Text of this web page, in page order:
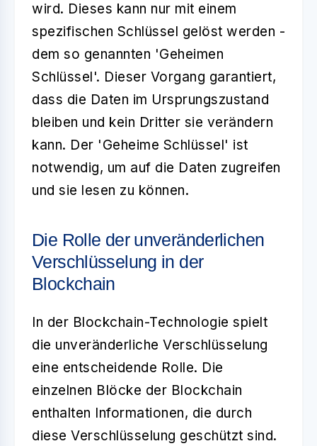
wird. Dieses kann nur mit einem
spezifischen Schlüssel gelöst werden -
dem so genannten 'Geheimen
Schlüssel'. Dieser Vorgang garantiert,
dass die Daten im Ursprungszustand
bleiben und kein Dritter sie verändern
kann. Der 'Geheime Schlüssel' ist
notwendig, um auf die Daten zugreifen
und sie lesen zu können.
Die Rolle der unveränderlichen
Verschlüsselung in der
Blockchain
In der Blockchain-Technologie spielt
die unveränderliche Verschlüsselung
eine entscheidende Rolle. Die
einzelnen Blöcke der Blockchain
enthalten Informationen, die durch
diese Verschlüsselung geschützt sind.